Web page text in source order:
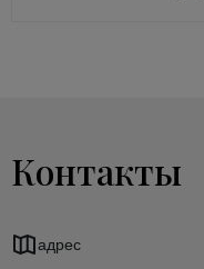
Контакты
адрес